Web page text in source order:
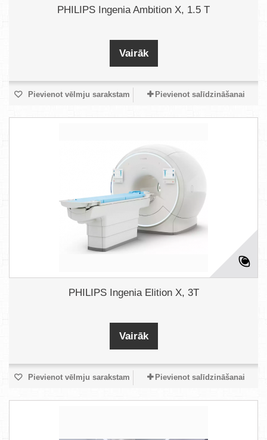
PHILIPS Ingenia Ambition X, 1.5 T
Vairāk
Pievienot vēlmju sarakstam Pievienot salīdzināšanai
PHILIPS Ingenia Elition X, 3T
Vairāk
Pievienot vēlmju sarakstam Pievienot salīdzināšanai